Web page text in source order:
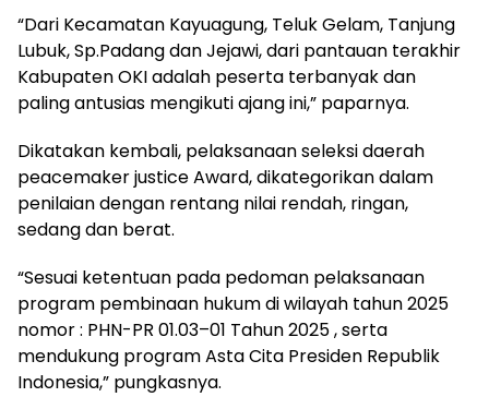
“Dari Kecamatan Kayuagung, Teluk Gelam, Tanjung
Lubuk, Sp.Padang dan Jejawi, dari pantauan terakhir
Kabupaten OKI adalah peserta terbanyak dan
paling antusias mengikuti ajang ini,” paparnya.
Dikatakan kembali, pelaksanaan seleksi daerah
peacemaker justice Award, dikategorikan dalam
penilaian dengan rentang nilai rendah, ringan,
sedang dan berat.
“Sesuai ketentuan pada pedoman pelaksanaan
program pembinaan hukum di wilayah tahun 2025
nomor : PHN-PR 01.03–01 Tahun 2025 , serta
mendukung program Asta Cita Presiden Republik
Indonesia,” pungkasnya.